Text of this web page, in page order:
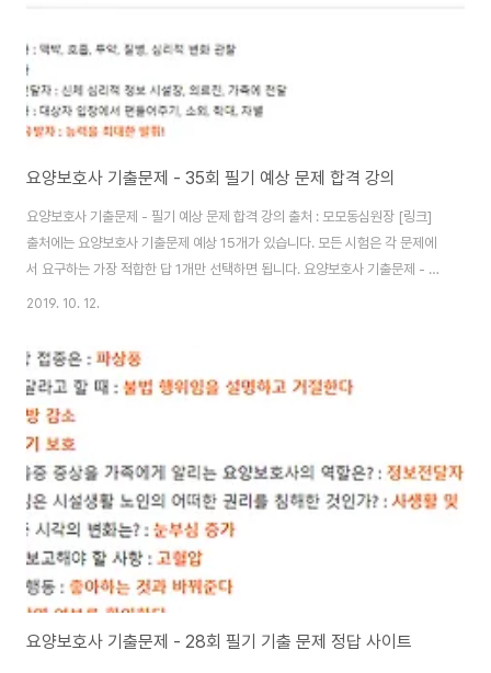
요양보호사 기출문제 - 35회 필기 예상 문제 합격 강의
요양보호사 기출문제 - 필기 예상 문제 합격 강의 출처 : 모모동심원장 [링크]
출처에는 요양보호사 기출문제 예상 15개가 있습니다. 모든 시험은 각 문제에
서 요구하는 가장 적합한 답 1개만 선택하면 됩니다. 요양보호사 기출문제 - 필
기 예상 문제 1. 등급판정위원회의 심의 결과 노인장기요양보험 급여를 받을 수
신체활동이 제한적인 60세 여자당뇨약을 복용하는 60세 남자혈관성 치매를
진단받은 40세 남자 알츠하이머 치매를 진단받은 40세 남자. 65세 이상 노
인, 65세 미만이라면 노인성질병을 가진 자(뇌졸중, 파킨슨 등) 2. 노인장기요
양보험 표준 서비스 중 신체활동지원서비스에 해당하는 것은?생활상담 - 정서
지원 서비스행동변화 ..
2019. 10. 12.
요양보호사 기출문제 - 28회 필기 기출 문제 정답 사이트